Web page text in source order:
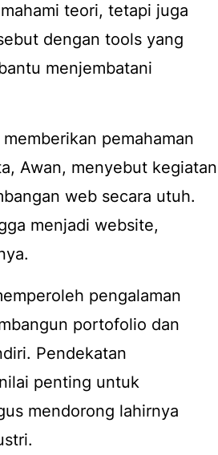
teori, tetapi juga
dengan tools yang
menjembatani
pemahaman
Awan, menyebut kegiatan
web secara utuh.
menjadi website,
pengalaman
portofolio dan
Pendekatan
penting untuk
mendorong lahirnya